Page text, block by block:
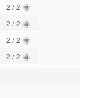
2 / 2
2 / 2
2 / 2
2 / 2